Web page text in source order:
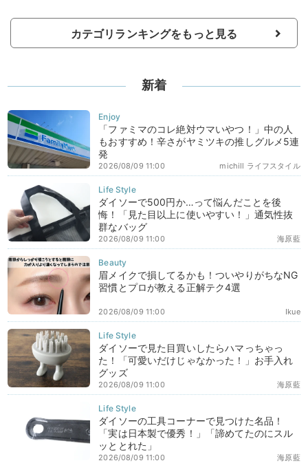
カテゴリランキングをもっと見る
新着
「ファミマのコレ絶対ウマいやつ！」中の人
もおすすめ！辛さがヤミツキの推しグルメ5連
発
michill ライフスタイル
2026/08/09 11:00
ダイソーで500円か…って悩んだことを後
悔！「見た目以上に使いやすい！」通気性抜
群なバッグ
海原藍
2026/08/09 11:00
眉メイクで損してるかも！ついやりがちなNG
習慣とプロが教える正解テク4選
Ikue
2026/08/09 11:00
ダイソーで見た目買いしたらハマっちゃっ
た！「可愛いだけじゃなかった！」お手入れ
グッズ
海原藍
2026/08/09 11:00
ダイソーの工具コーナーで見つけた名品！
「実は日本製で優秀！」「諦めてたのにスル
ッととれた」
海原藍
2026/08/09 11:00